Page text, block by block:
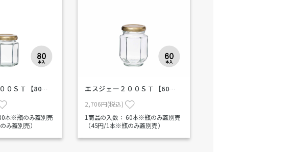
０ＳＴ【80…
本※瓶のみ蓋別売
み蓋別売）
エスジェー２００ＳＴ【60…
2,706円(税込)
1商品の入数： 60本※瓶のみ蓋別売
（45円/1本※瓶のみ蓋別売）